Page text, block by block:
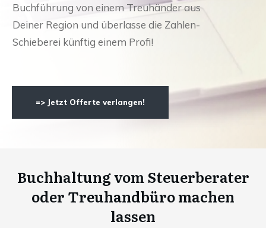
Buchführung von einem Treuhänder aus
Deiner Region und überlasse die Zahlen-
Schieberei künftig einem Profi!
=> Jetzt Offerte verlangen!
Buchhaltung vom Steuerberater
oder Treuhandbüro machen
lassen